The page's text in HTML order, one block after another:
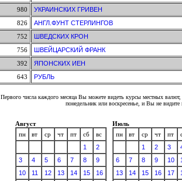
980
УКРАИНСКИХ ГРИВЕН
826
АНГЛ.ФУНТ СТЕРЛИНГОВ
752
ШВЕДСКИХ КРОН
756
ШВЕЙЦАРСКИЙ ФРАНК
392
ЯПОНСКИХ ИЕН
643
РУБЛЬ
Первого числа каждого месяца Вы можете видеть курсы местных
понедельник или воскресенье, и Вы не
Август
пн
вт ср чт пт сб
вс
1
2
3
4 5 6 7 8
9
10
11 12 13 14 15
16
Июль
пн
вт ср чт пт
1
2 3
6
7 8 9 10
13
14 15 16 17